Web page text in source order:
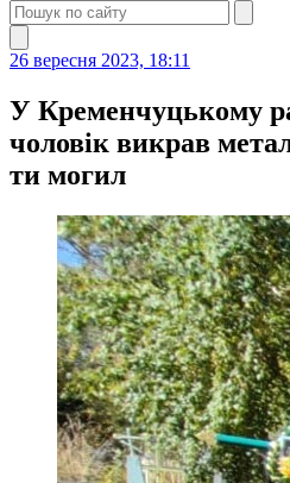
26 вересня 2023, 18:11
У Кременчуцькому
чоловік викрав
ти могил